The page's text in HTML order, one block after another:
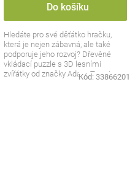
Do košíku
Hledáte pro své děťátko hračku,
která je nejen zábavná, ale také
podporuje jeho rozvoj? Dřevěné
vkládací puzzle s 3D lesními
zvířátky od značky Adam Toys je
Kód: 33866201